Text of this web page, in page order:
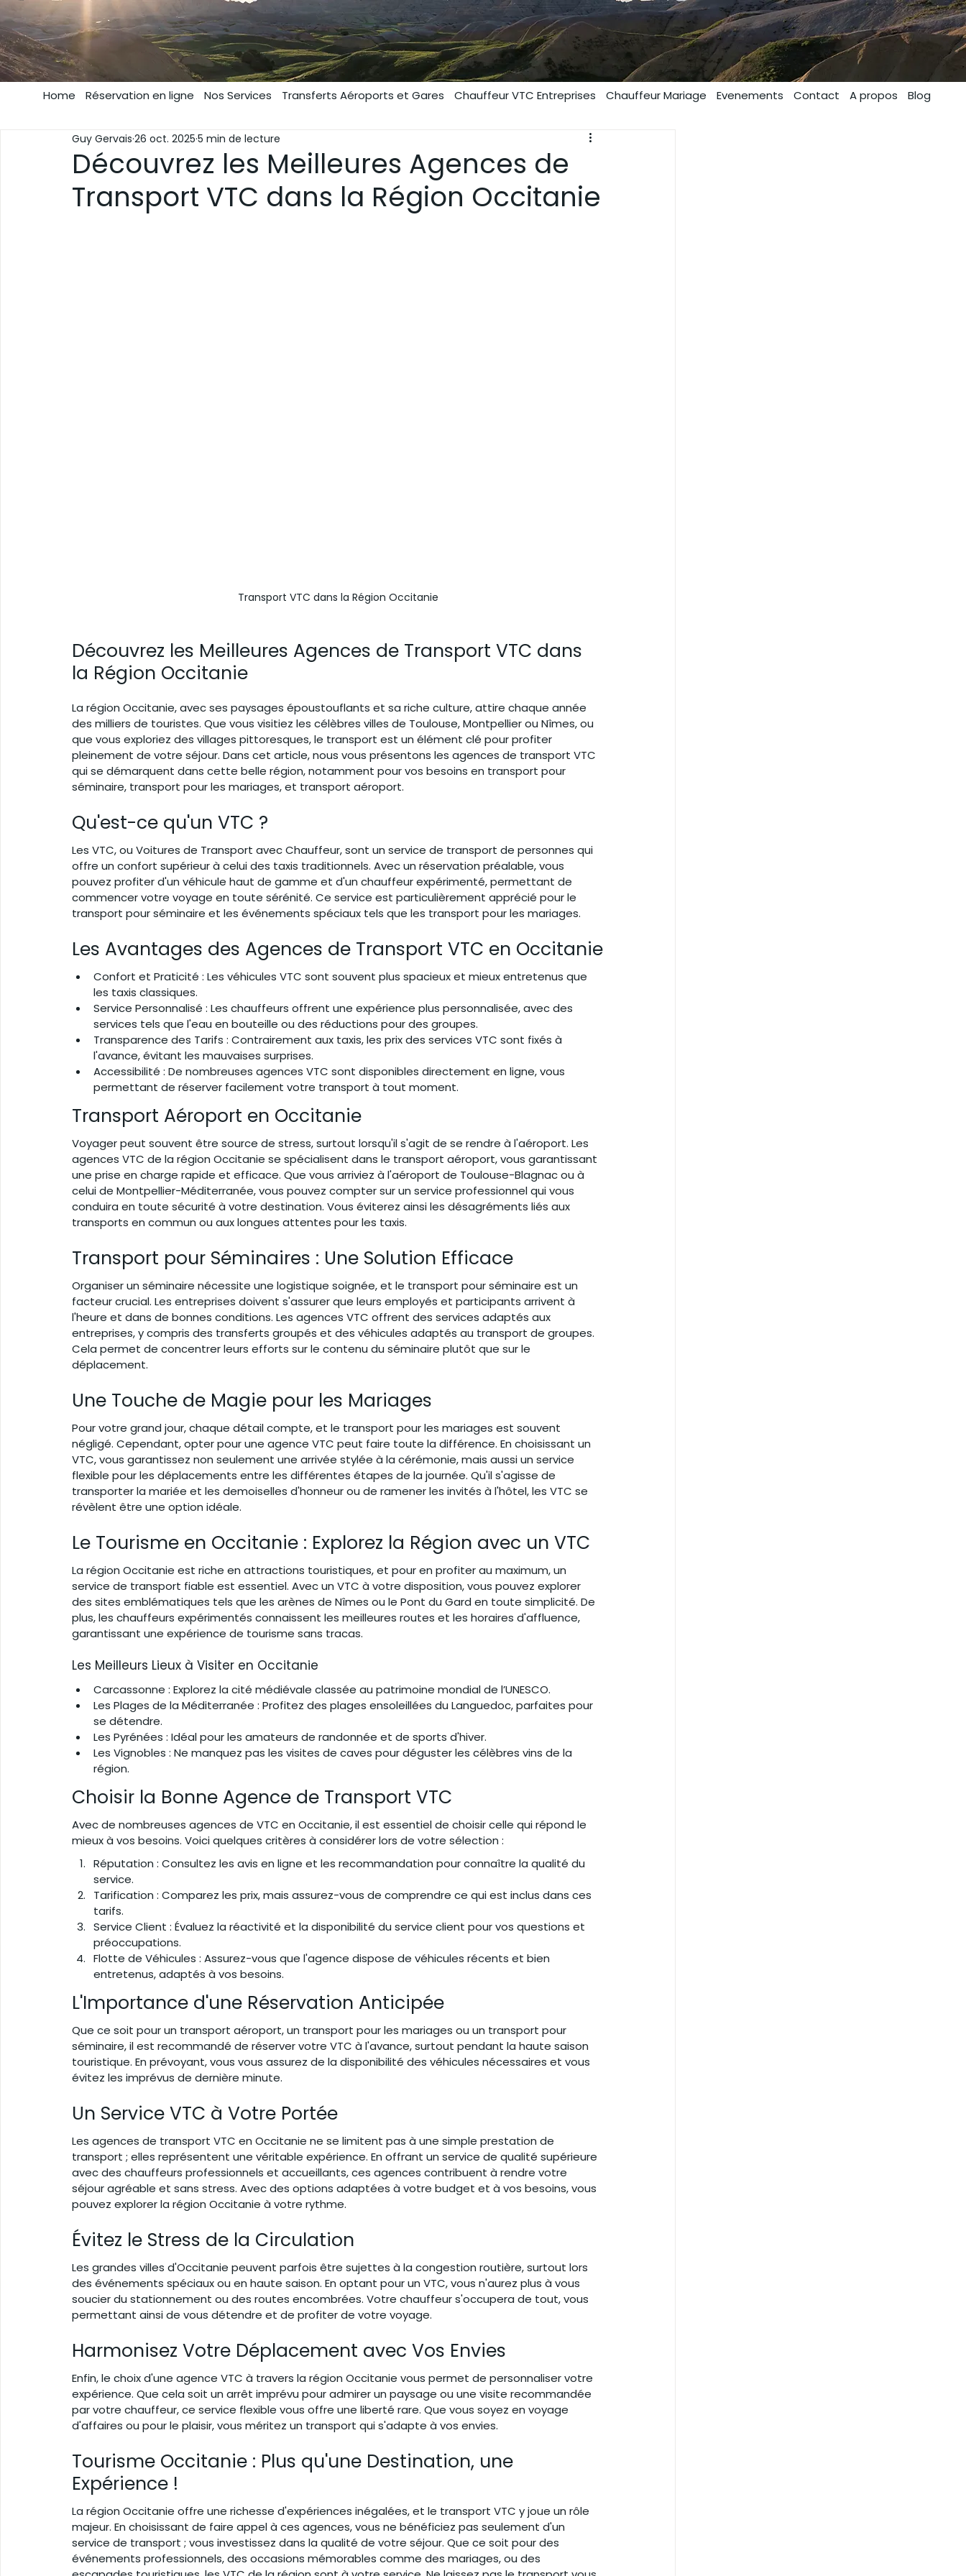
Home Réservation en ligne Nos Services Transferts Aéroports et Gares Chauffeur VTC Entreprises Chauffeur Mariage Evenements Contact A propos Blog
All Posts Découverte Mariage Votre Chauffeur Privé Séminaire
Découvrez les Meilleures Agences de
Transport VTC dans la Région Occitanie
Guy Gervais 26 oct. 2025 5 min de lecture
Transport VTC dans la Région Occitanie
Découvrez les Meilleures Agences de Transport VTC dans
la Région Occitanie
La région Occitanie, avec ses paysages époustouflants et sa riche culture, attire chaque année
des milliers de touristes. Que vous visitiez les célèbres villes de Toulouse, Montpellier ou Nîmes, ou
que vous exploriez des villages pittoresques, le transport est un élément clé pour profiter
pleinement de votre séjour. Dans cet article, nous vous présentons les agences de transport VTC
qui se démarquent dans cette belle région, notamment pour vos besoins en transport pour
séminaire, transport pour les mariages, et transport aéroport.
Qu'est-ce qu'un VTC ?
Les VTC, ou Voitures de Transport avec Chauffeur, sont un service de transport de personnes qui
offre un confort supérieur à celui des taxis traditionnels. Avec un réservation préalable, vous
pouvez profiter d'un véhicule haut de gamme et d'un chauffeur expérimenté, permettant de
commencer votre voyage en toute sérénité. Ce service est particulièrement apprécié pour le
transport pour séminaire et les événements spéciaux tels que les transport pour les mariages.
Les Avantages des Agences de Transport VTC en Occitanie
Confort et Praticité : Les véhicules VTC sont souvent plus spacieux et mieux entretenus que
les taxis classiques.
Service Personnalisé : Les chauffeurs offrent une expérience plus personnalisée, avec des
services tels que l'eau en bouteille ou des réductions pour des groupes.
Transparence des Tarifs : Contrairement aux taxis, les prix des services VTC sont fixés à
l'avance, évitant les mauvaises surprises.
Accessibilité : De nombreuses agences VTC sont disponibles directement en ligne, vous
permettant de réserver facilement votre transport à tout moment.
Transport Aéroport en Occitanie
Voyager peut souvent être source de stress, surtout lorsqu'il s'agit de se rendre à l'aéroport. Les
agences VTC de la région Occitanie se spécialisent dans le transport aéroport, vous garantissant
une prise en charge rapide et efficace. Que vous arriviez à l'aéroport de Toulouse-Blagnac ou à
celui de Montpellier-Méditerranée, vous pouvez compter sur un service professionnel qui vous
conduira en toute sécurité à votre destination. Vous éviterez ainsi les désagréments liés aux
transports en commun ou aux longues attentes pour les taxis.
Transport pour Séminaires : Une Solution Efficace
Organiser un séminaire nécessite une logistique soignée, et le transport pour séminaire est un
facteur crucial. Les entreprises doivent s'assurer que leurs employés et participants arrivent à
l'heure et dans de bonnes conditions. Les agences VTC offrent des services adaptés aux
entreprises, y compris des transferts groupés et des véhicules adaptés au transport de groupes.
Cela permet de concentrer leurs efforts sur le contenu du séminaire plutôt que sur le
déplacement.
Une Touche de Magie pour les Mariages
Pour votre grand jour, chaque détail compte, et le transport pour les mariages est souvent
négligé. Cependant, opter pour une agence VTC peut faire toute la différence. En choisissant un
VTC, vous garantissez non seulement une arrivée stylée à la cérémonie, mais aussi un service
flexible pour les déplacements entre les différentes étapes de la journée. Qu'il s'agisse de
transporter la mariée et les demoiselles d'honneur ou de ramener les invités à l'hôtel, les VTC se
révèlent être une option idéale.
Le Tourisme en Occitanie : Explorez la Région avec un VTC
La région Occitanie est riche en attractions touristiques, et pour en profiter au maximum, un
service de transport fiable est essentiel. Avec un VTC à votre disposition, vous pouvez explorer
des sites emblématiques tels que les arènes de Nîmes ou le Pont du Gard en toute simplicité. De
plus, les chauffeurs expérimentés connaissent les meilleures routes et les horaires d'affluence,
garantissant une expérience de tourisme sans tracas.
Les Meilleurs Lieux à Visiter en Occitanie
Carcassonne : Explorez la cité médiévale classée au patrimoine mondial de l’UNESCO.
Les Plages de la Méditerranée : Profitez des plages ensoleillées du Languedoc, parfaites pour
se détendre.
Les Pyrénées : Idéal pour les amateurs de randonnée et de sports d'hiver.
Les Vignobles : Ne manquez pas les visites de caves pour déguster les célèbres vins de la
région.
Choisir la Bonne Agence de Transport VTC
Avec de nombreuses agences de VTC en Occitanie, il est essentiel de choisir celle qui répond le
mieux à vos besoins. Voici quelques critères à considérer lors de votre sélection :
Réputation : Consultez les avis en ligne et les recommandation pour connaître la qualité du
service.
Tarification : Comparez les prix, mais assurez-vous de comprendre ce qui est inclus dans ces
tarifs.
Service Client : Évaluez la réactivité et la disponibilité du service client pour vos questions et
préoccupations.
Flotte de Véhicules : Assurez-vous que l'agence dispose de véhicules récents et bien
entretenus, adaptés à vos besoins.
L'Importance d'une Réservation Anticipée
Que ce soit pour un transport aéroport, un transport pour les mariages ou un transport pour
séminaire, il est recommandé de réserver votre VTC à l'avance, surtout pendant la haute saison
touristique. En prévoyant, vous vous assurez de la disponibilité des véhicules nécessaires et vous
évitez les imprévus de dernière minute.
Un Service VTC à Votre Portée
Les agences de transport VTC en Occitanie ne se limitent pas à une simple prestation de
transport ; elles représentent une véritable expérience. En offrant un service de qualité supérieure
avec des chauffeurs professionnels et accueillants, ces agences contribuent à rendre votre
séjour agréable et sans stress. Avec des options adaptées à votre budget et à vos besoins, vous
pouvez explorer la région Occitanie à votre rythme.
Évitez le Stress de la Circulation
Les grandes villes d'Occitanie peuvent parfois être sujettes à la congestion routière, surtout lors
des événements spéciaux ou en haute saison. En optant pour un VTC, vous n'aurez plus à vous
soucier du stationnement ou des routes encombrées. Votre chauffeur s'occupera de tout, vous
permettant ainsi de vous détendre et de profiter de votre voyage.
Harmonisez Votre Déplacement avec Vos Envies
Enfin, le choix d'une agence VTC à travers la région Occitanie vous permet de personnaliser votre
expérience. Que cela soit un arrêt imprévu pour admirer un paysage ou une visite recommandée
par votre chauffeur, ce service flexible vous offre une liberté rare. Que vous soyez en voyage
d'affaires ou pour le plaisir, vous méritez un transport qui s'adapte à vos envies.
Tourisme Occitanie : Plus qu'une Destination, une
Expérience !
La région Occitanie offre une richesse d'expériences inégalées, et le transport VTC y joue un rôle
majeur. En choisissant de faire appel à ces agences, vous ne bénéficiez pas seulement d'un
service de transport ; vous investissez dans la qualité de votre séjour. Que ce soit pour des
événements professionnels, des occasions mémorables comme des mariages, ou des